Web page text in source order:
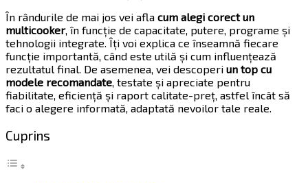
În rândurile de mai jos vei afla cum alegi corect un
multicooker, în funcție de capacitate, putere, programe și
tehnologii integrate. Îți voi explica ce înseamnă fiecare
funcție importantă, când este utilă și cum influențează
rezultatul final. De asemenea, vei descoperi un top cu
modele recomandate, testate și apreciate pentru
fiabilitate, eficiență și raport calitate-preț, astfel încât să
faci o alegere informată, adaptată nevoilor tale reale.
Cuprins